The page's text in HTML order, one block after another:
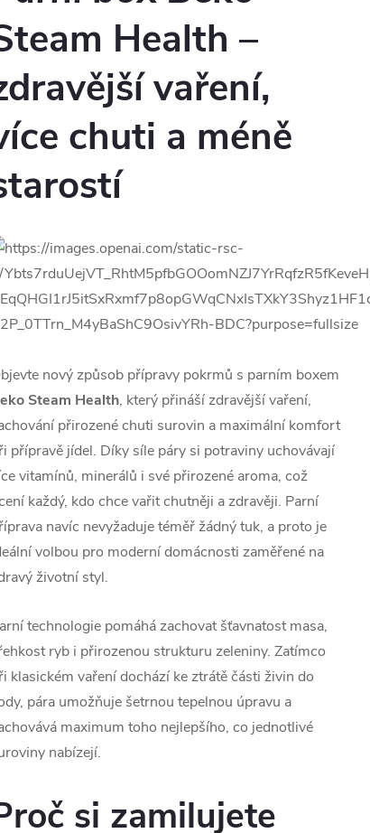
Health –
vaření,
chuti a méně
nový způsob přípravy pokrmů s parním boxem
Steam Health, který přináší zdravější vaření,
přirozené chuti surovin a maximální komfort
přípravě jídel. Díky síle páry si potraviny uchovávají
vitamínů, minerálů i své přirozené aroma, což
každý, kdo chce vařit chutněji a zdravěji. Parní
navíc nevyžaduje téměř žádný tuk, a proto je
volbou pro moderní domácnosti zaměřené na
životní styl.
technologie pomáhá zachovat šťavnatost masa,
ryb i přirozenou strukturu zeleniny. Zatímco
klasickém vaření dochází ke ztrátě části živin do
pára umožňuje šetrnou tepelnou úpravu a
maximum toho nejlepšího, co jednotlivé
nabízejí.
si zamilujete